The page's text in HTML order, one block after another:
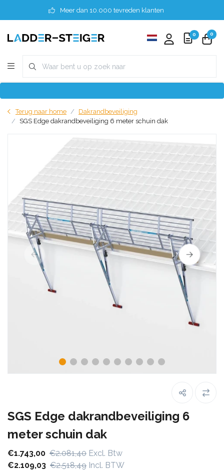
Meer dan 10.000 tevreden klanten
0 0
Terug naar home
Dakrandbeveiliging
SGS Edge dakrandbeveiliging 6 meter schuin dak
SGS Edge dakrandbeveiliging 6
meter schuin dak
€1.743,00 €2.081,40 Excl. Btw
€2.109,03 €2.518,49 Incl. BTW